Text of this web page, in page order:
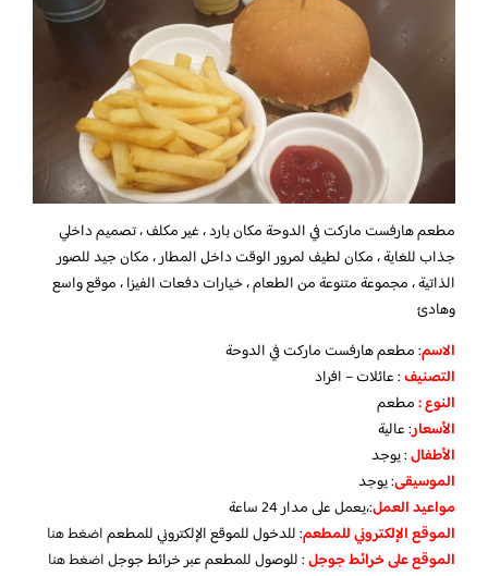
مطعم هارفست ماركت في الدوحة مكان بارد ، غير مكلف ، تصميم داخلي
جذاب للغاية ، مكان لطيف لمرور الوقت داخل المطار ، مكان جيد للصور
الذاتية ، مجموعة متنوعة من الطعام ، خيارات دفعات الفيزا ، موقع واسع
وهادئ
الاسم: مطعم هارفست ماركت في الدوحة
التصنيف: عائلات – افراد
النوع :مطعم
الأسعار:عالية
الأطفال:يوجد
الموسيقى:يوجد
مواعيد العمل:،يعمل على مدار 24 ساعة
الموقع الإلكتروني للمطعم: للدخول للموقع الإلكتروني للمطعماضغط هنا
الموقع على خرائط جوجل: للوصول للمطعم عبر خرائط جوجلاضغط هنا